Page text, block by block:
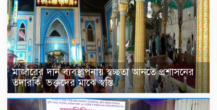
মাজারের দান ব্যবস্থাপনায় স্বচ্ছতা আনতে প্রশাসনের
তদারকি, ভক্তদের মাঝে স্বস্তি